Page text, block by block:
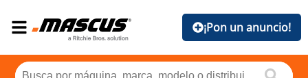
¡Pon un anuncio!